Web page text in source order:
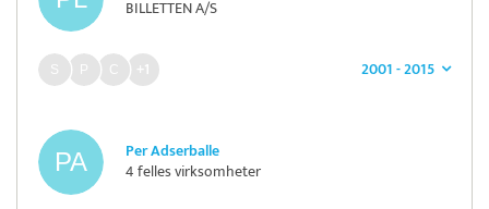
BILLETTEN A/S
2001 - 2015
+1
Per Adserballe
4 felles virksomheter